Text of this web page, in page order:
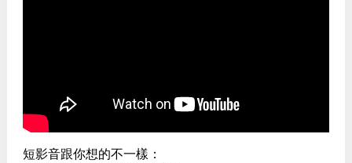
短影音跟你想的不一樣：